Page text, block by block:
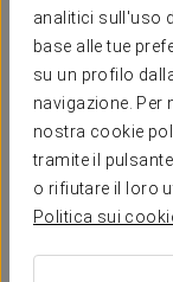
analitici sull'uso
base alle tue
su un profilo
navigazione. Per
nostra cookie
tramite il
o rifiutare il loro
Politica sui
€ 75/persona
Dona luminosità e